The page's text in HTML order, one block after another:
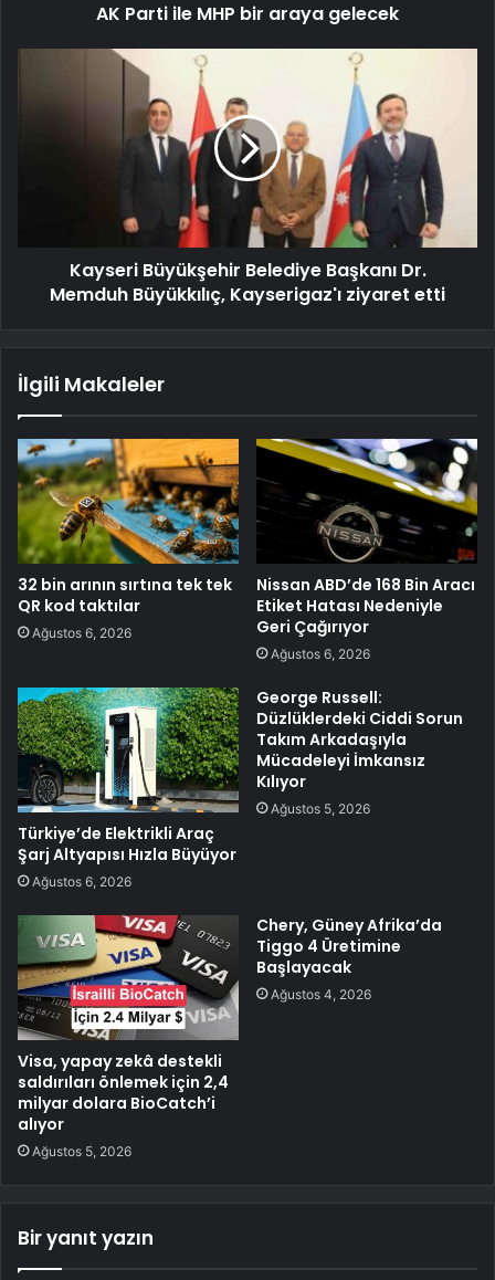
AK Parti ile MHP bir araya gelecek
Kayseri Büyükşehir Belediye Başkanı Dr.
Memduh Büyükkılıç, Kayserigaz'ı ziyaret etti
İlgili Makaleler
32 bin arının sırtına tek tek
QR kod taktılar
Ağustos 6, 2026
Nissan ABD’de 168 Bin Aracı
Etiket Hatası Nedeniyle
Geri Çağırıyor
Ağustos 6, 2026
Türkiye’de Elektrikli Araç
Şarj Altyapısı Hızla Büyüyor
Ağustos 6, 2026
George Russell:
Düzlüklerdeki Ciddi Sorun
Takım Arkadaşıyla
Mücadeleyi İmkansız
Kılıyor
Ağustos 5, 2026
Visa, yapay zekâ destekli
saldırıları önlemek için 2,4
milyar dolara BioCatch’i
alıyor
Ağustos 5, 2026
Chery, Güney Afrika’da
Tiggo 4 Üretimine
Başlayacak
Ağustos 4, 2026
Bir yanıt yazın